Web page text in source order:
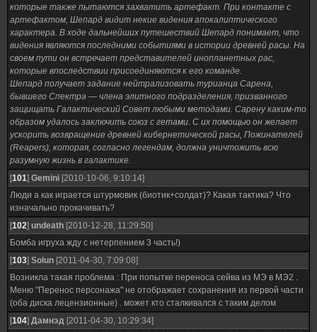
которые также пытаются захватить артефакт. При контакте с
артефактом, Шепард видит некие видения апокалиптического
характера. В ходе дальнейших путешествий Шепард понимает, что
видения являются последними событиями в истории древней расы. На
своем пути он встречает представителей инопланетных рас,
которые впоследствии присоединяются к его команде.
Шепард получает задание нейтрализовать турианца Сарена,
бывшего Спектра — члена элитного подразделения, призванного
защищать Галактический Совет любыми методами. Сарену каким-то
образом удалось заключить союз с гетами. С их помощью он желает
ускорить возвращение древней кибернетической расы, Пожинателей
(Reapers), которая, согласно легендам, должна уничтожить всю
разумную жизнь в галактике.
[101] Gemini [2010-10-06, 9:10:14]
Люди а как играется штурмовик (биотик+солдат)? Какая тактика? Что
изначально прокачивать?
[102] undeath [2010-12-28, 11:29:50]
Бомба игруха жду с нетерпением 3 часть!)
[103] Solun [2011-04-30, 7:09:08]
Возникла такая проблема : При попытке переноса сейва из МЭ в МЭ2 .
Меню "Перенос персонажа" не отображает сохранения из первой части
(оба диска лецензионные) . может кто сталкивался с таким делом
[104] Дамнэд [2011-04-30, 10:29:34]